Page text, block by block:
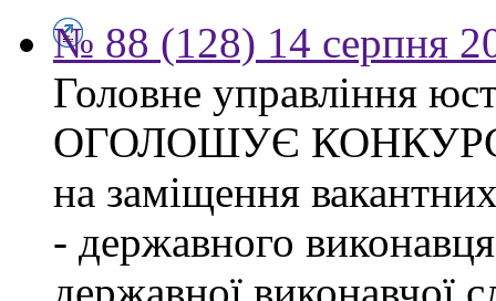
№ 88 (128) 14 серпня
Головне управління
ОГОЛОШУЄ
на заміщення
- державного
державної виконавчої